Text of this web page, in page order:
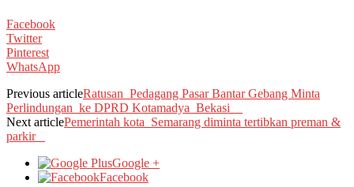
Facebook
Twitter
Pinterest
WhatsApp
Previous articleRatusan Pedagang Pasar Bantar Gebang Minta
Perlindungan ke DPRD Kotamadya Bekasi
Next articlePemerintah kota Semarang diminta tertibkan preman &
parkir
Google +
Facebook